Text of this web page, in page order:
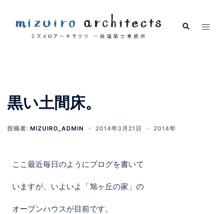
黒い土間床。
投稿者: MIZUIRO_ADMIN 2014年3月21日 2014年
ここ最近毎日のようにブログを書いて
いますが、いよいよ「旭ヶ丘の家」の
オープンハウスが目前です。